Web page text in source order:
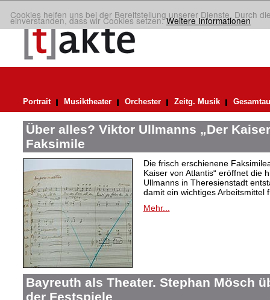
Cookies helfen uns bei der Bereitstellung unserer Dienste. Durch
einverstanden, dass wir Cookies setzen.Weitere Informationen
Portrait Musiktheater Orchester Zeitg. Musik
Über alles? Viktor Ullmanns „Der
Faksimile
Die frisch erschienene
Kaiser von Atlantis“ eröffnet die
Ullmanns in Theresienstadt
damit ein wichtiges Arbeitsmittel
Mehr...
Bayreuth als Theater. Stephan Mösch
der Festspiele